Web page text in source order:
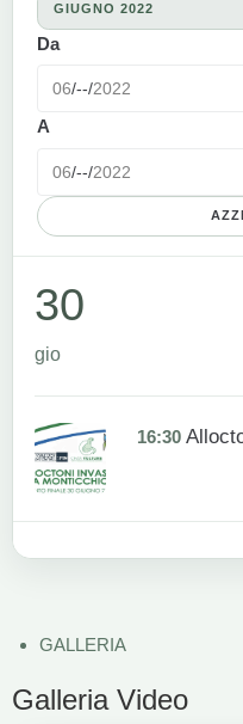
GIUGNO 2022
Da
A
30
gio
16:30
GALLERIA
Galleria Video